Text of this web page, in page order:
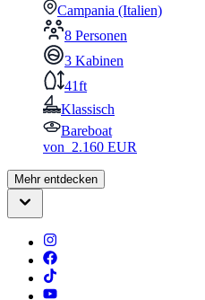
Campania (Italien)
8 Personen
3 Kabinen
41ft
Klassisch
Bareboat
von 2.160 EUR
Mehr entdecken